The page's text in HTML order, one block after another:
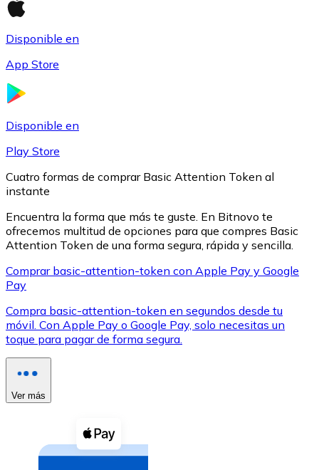
LTC
XRP
XRP
Efectivo
Comprar con efectivo
Transferencia SEPA
Añade fondos a tu cuenta Bitnovo o realiza compras
Comprar con Transferencia
Disponible en
App Store
Disponible en
Play Store
Cuatro formas de comprar Basic Attention Token al
instante
Encuentra la forma que más te guste. En Bitnovo te
ofrecemos multitud de opciones para que compres Basic
Attention Token de una forma segura, rápida y sencilla.
Comprar basic-attention-token con Apple Pay y Google
Pay
Compra basic-attention-token en segundos desde tu
móvil. Con Apple Pay o Google Pay, solo necesitas un
toque para pagar de forma segura.
Ver más